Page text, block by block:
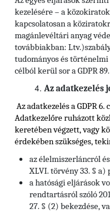
kezelésére – a
kapcsolatosan a
magánlevéltári anyag
továbbiakban:
tudományos és
célból kerül sor a GDPR
Az adatkezelés
Az adatkezelés a GDPR
Adatkezelőre ruházott
keretében végzett, vagy
érdekében szükséges,
az élelmiszerláncról
XLVI. törvény 33. § a)
a hatósági eljárások
rendtartásról szóló
27. § (2) bekezdése,